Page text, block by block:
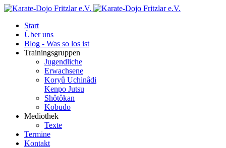
Start
Über uns
Blog - Was so los ist
Trainingsgruppen
Jugendliche
Erwachsene
Koryû Uchinâdi
Kenpo Jutsu
Shôtôkan
Kobudo
Mediothek
Texte
Termine
Kontakt